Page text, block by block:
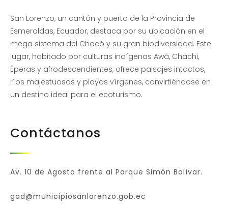
San Lorenzo, un cantón y puerto de la Provincia de
Esmeraldas, Ecuador, destaca por su ubicación en el
mega sistema del Chocó y su gran biodiversidad. Este
lugar, habitado por culturas indígenas Awá, Chachi,
Éperas y afrodescendientes, ofrece paisajes intactos,
ríos majestuosos y playas vírgenes, convirtiéndose en
un destino ideal para el ecoturismo.
Contáctanos
Av. 10 de Agosto frente al Parque Simón Bolívar.
gad@municipiosanlorenzo.gob.ec